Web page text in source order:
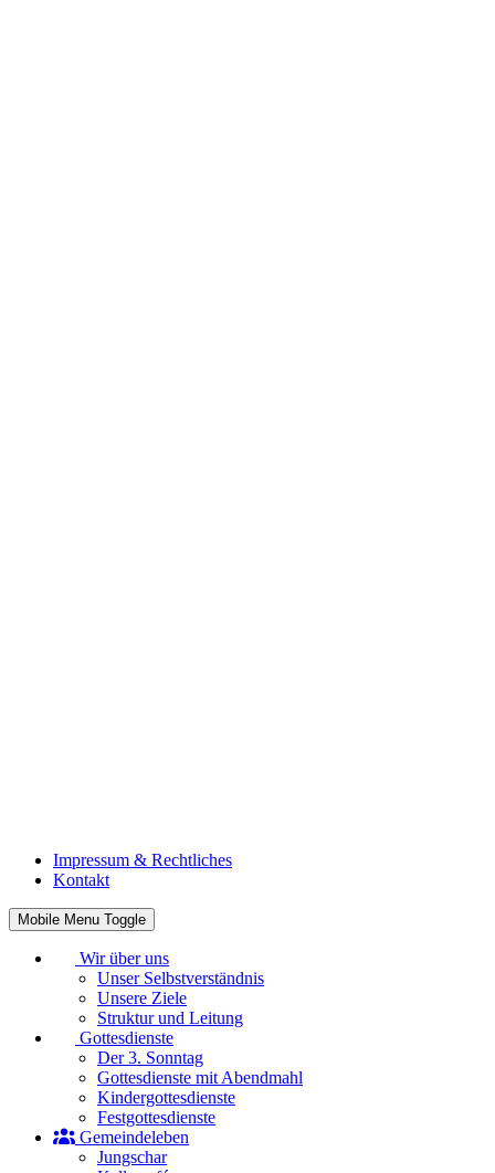
Impressum & Rechtliches
Kontakt
Mobile Menu Toggle
Wir über uns
Unser Selbstverständnis
Unsere Ziele
Struktur und Leitung
Gottesdienste
Der 3. Sonntag
Gottesdienste mit Abendmahl
Kindergottesdienste
Festgottesdienste
Gemeindeleben
Jungschar